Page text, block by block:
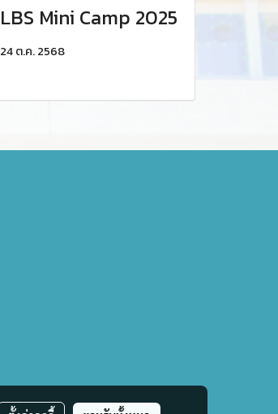
LBS Mini Camp 2025
24 ต.ค. 2568